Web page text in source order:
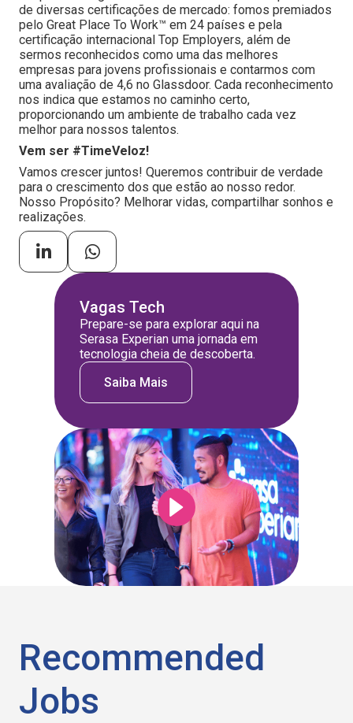
de diversas certificações de mercado: fomos premiados
pelo Great Place To Work™ em 24 países e pela
certificação internacional Top Employers, além de
sermos reconhecidos como uma das melhores
empresas para jovens profissionais e contarmos com
uma avaliação de 4,6 no Glassdoor. Cada reconhecimento
nos indica que estamos no caminho certo,
proporcionando um ambiente de trabalho cada vez
melhor para nossos talentos.
Vem ser #TimeVeloz!
Vamos crescer juntos! Queremos contribuir de verdade
para o crescimento dos que estão ao nosso redor.
Nosso Propósito? Melhorar vidas, compartilhar sonhos e
realizações.
Vagas Tech
Prepare-se para explorar aqui na
Serasa Experian uma jornada em
tecnologia cheia de descoberta.
Saiba Mais
Recommended
Jobs